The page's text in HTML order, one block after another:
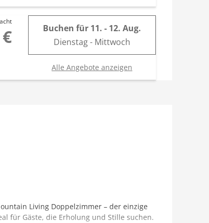
Buchen für 11. - 12. Aug.
Dienstag - Mittwoch
Alle Angebote anzeigen
Living Doppelzimmer – der einzige
für Gäste, die Erholung und Stille suchen.